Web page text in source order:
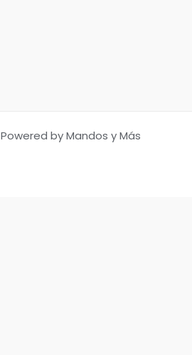
Powered by Mandos y Más